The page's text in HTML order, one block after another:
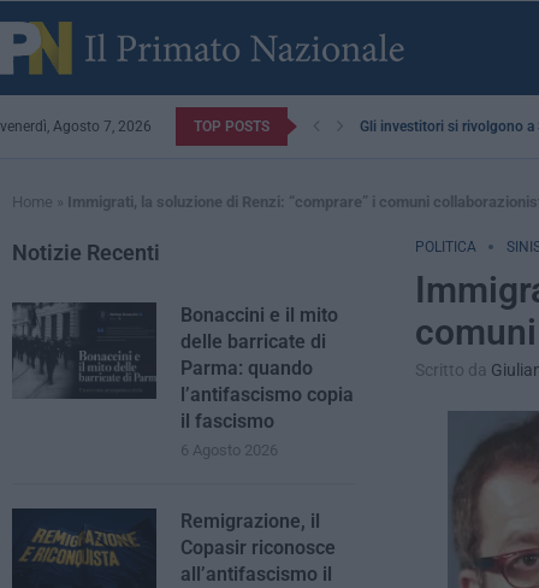
venerdì, Agosto 7, 2026 TOP POSTS Gli investitori si rivolgono a
Home » Immigrati, la soluzione di Renzi: “comprare” i comuni
POLITICA
Scritto da
Notizie Recenti
Bonaccini e il mito
delle barricate di
Parma: quando
l’antifascismo copia
il fascismo
6 Agosto 2026
Remigrazione, il
Copasir riconosce
all’antifascismo il